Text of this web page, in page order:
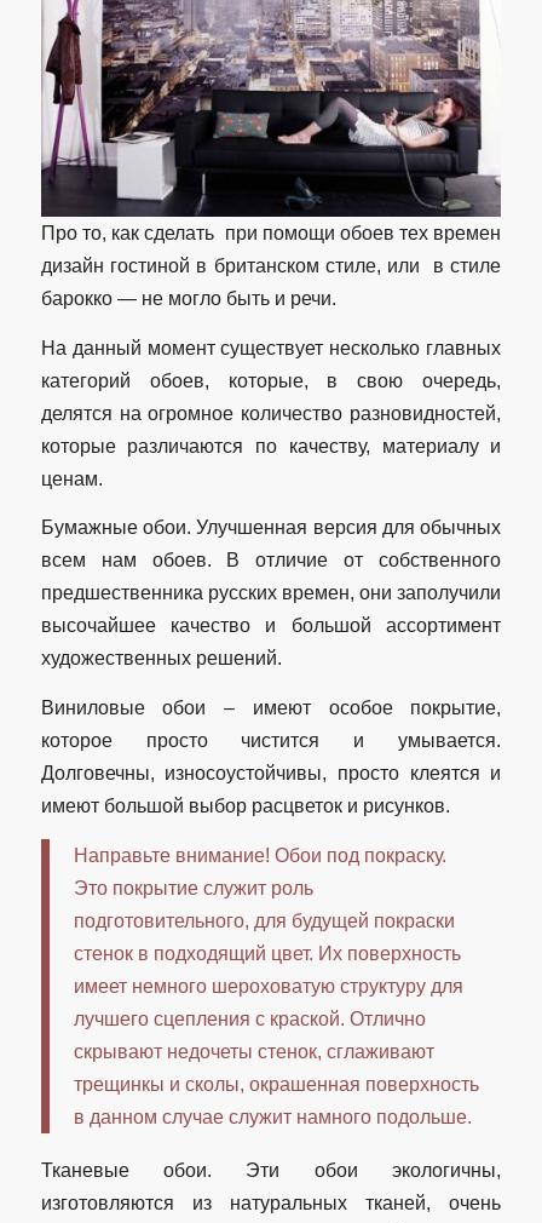
Про то, как сделать при помощи обоев тех времен
дизайн гостиной в британском стиле, или в стиле
барокко — не могло быть и речи.
На данный момент существует несколько главных
категорий обоев, которые, в свою очередь,
делятся на огромное количество разновидностей,
которые различаются по качеству, материалу и
ценам.
Бумажные обои. Улучшенная версия для обычных
всем нам обоев. В отличие от собственного
предшественника русских времен, они заполучили
высочайшее качество и большой ассортимент
художественных решений.
Виниловые обои – имеют особое покрытие,
которое просто чистится и умывается.
Долговечны, износоустойчивы, просто клеятся и
имеют большой выбор расцветок и рисунков.
Направьте внимание! Обои под покраску.
Это покрытие служит роль
подготовительного, для будущей покраски
стенок в подходящий цвет. Их поверхность
имеет немного шероховатую структуру для
лучшего сцепления с краской. Отлично
скрывают недочеты стенок, сглаживают
трещинкы и сколы, окрашенная поверхность
в данном случае служит намного подольше.
Тканевые обои. Эти обои экологичны,
изготовляются из натуральных тканей, очень